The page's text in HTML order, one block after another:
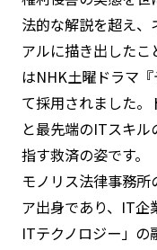
法的な解説を超え、
アルに描き出した
はNHK土曜ドラマ
て採用されました
と最先端のITスキ
指す救済の姿です。
モノリス法律事務
ア出身であり、IT
ITテクノロジー」の